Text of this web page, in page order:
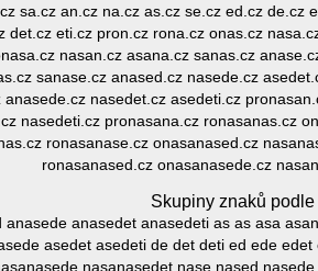
sa.cz an.cz na.cz as.cz se.cz ed.cz
det.cz eti.cz pron.cz rona.cz onas.cz
nasan.cz asana.cz sanas.cz
sanase.cz anased.cz nasede.cz
nasedet.cz asedeti.cz
nasedeti.cz pronasana.cz ronasanas.cz
ronasanase.cz onasanased.cz
ronasanased.cz onasanasede.cz
Skupiny znaků
anasedet anasedeti as as asa
asedet asedeti de det deti ed ede
nasanasedet nase nased